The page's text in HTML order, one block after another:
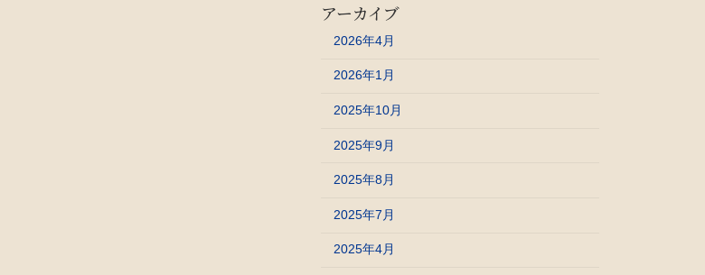
アーカイブ
2026年4月
2026年1月
2025年10月
2025年9月
2025年8月
2025年7月
2025年4月